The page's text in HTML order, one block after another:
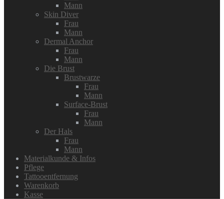
Mann
Skin Diver
Frau
Mann
Dermal Anchor
Frau
Mann
Die Brust
Brustwarze
Frau
Mann
Surface-Brust
Frau
Mann
Der Hals
Frau
Mann
Materialkunde & Infos
Pflege
Tattooentfernung
Warenkorb
Kasse